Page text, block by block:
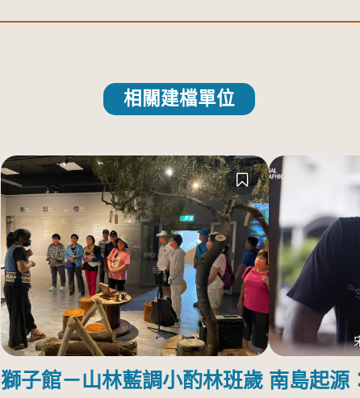
相關建檔單位
獅子館－山林藍調小酌林班歲 南島起源